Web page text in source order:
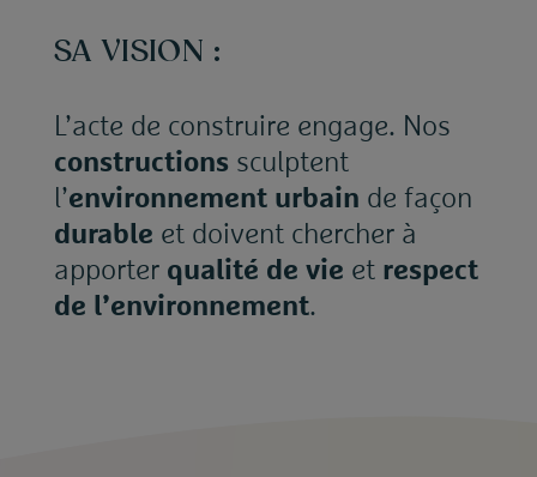
SA VISION :
L’acte de construire engage. Nos
constructions sculptent
l’environnement urbain de façon
durable et doivent chercher à
apporter qualité de vie et respect
de l’environnement.